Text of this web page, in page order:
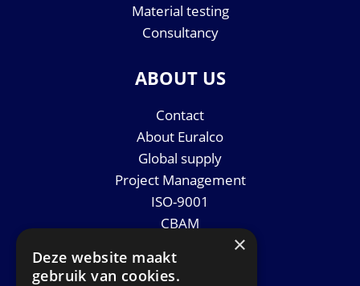
Material testing
Consultancy
ABOUT US
Contact
About Euralco
Global supply
Project Management
ISO-9001
CBAM
News
×
Deze website maakt
gebruik van cookies.